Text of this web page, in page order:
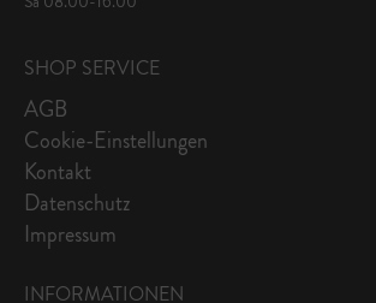
SHOP SERVICE
AGB
Cookie-Einstellungen
Kontakt
Datenschutz
Impressum
INFORMATIONEN